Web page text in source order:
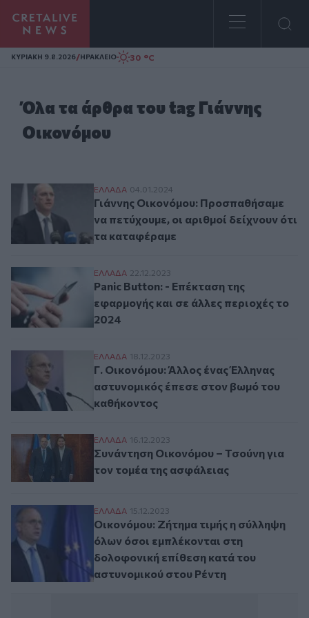
Homepage
ΚΥΡΙΑΚΗ 9.8.2026/ΗΡΑΚΛΕΙΟ 30 °C
Όλα τα άρθρα του tag Γιάννης
Οικονόμου
Γιάννης Οικονόμου: Προσπαθήσαμε να
ΕΛΛAΔΑ 04.01.2024
Γιάννης Οικονόμου: Προσπαθήσαμε
να πετύχουμε, οι αριθμοί δείχνουν ότι
τα καταφέραμε
Panic Button: - Επέκταση της εφαρμογής
ΕΛΛAΔΑ 22.12.2023
Panic Button: - Επέκταση της
εφαρμογής και σε άλλες περιοχές το
2024
Γ. Οικονόμου: Άλλος ένας Έλληνας
ΕΛΛAΔΑ 18.12.2023
Γ. Οικονόμου: Άλλος ένας Έλληνας
αστυνομικός έπεσε στον βωμό του
καθήκοντος
Συνάντηση Οικονόμου – Τσούνη για τον
ΕΛΛAΔΑ 16.12.2023
Συνάντηση Οικονόμου – Τσούνη για
τον τομέα της ασφάλειας
Οικονόμου: Ζήτημα τιμής η σύλληψη
ΕΛΛAΔΑ 15.12.2023
Οικονόμου: Ζήτημα τιμής η σύλληψη
όλων όσοι εμπλέκονται στη
δολοφονική επίθεση κατά του
αστυνομικού στου Ρέντη